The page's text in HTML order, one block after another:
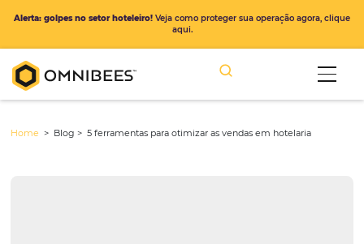
Alerta: golpes no setor hoteleiro!Veja como proteger sua operação